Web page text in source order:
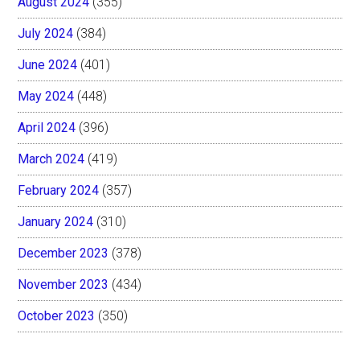
July 2024 (384)
June 2024 (401)
May 2024 (448)
April 2024 (396)
March 2024 (419)
February 2024 (357)
January 2024 (310)
December 2023 (378)
November 2023 (434)
October 2023 (350)